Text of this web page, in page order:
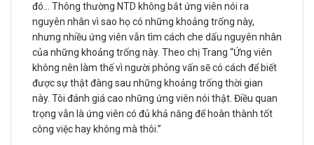
đó… Thông thường NTD không bắt ứng viên nói ra
nguyên nhân vì sao họ có những khoảng trống này,
nhưng nhiều ứng viên vẫn tìm cách che dấu nguyên nhân
của những khoảng trống này. Theo chị Trang “Ứng viên
không nên làm thế vì người phỏng vấn sẽ có cách để biết
được sự thật đàng sau những khoảng trống thời gian
này. Tôi đánh giá cao những ứng viên nói thật. Điều quan
trọng vẫn là ứng viên có đủ khả năng để hoàn thành tốt
công việc hay không mà thôi.”